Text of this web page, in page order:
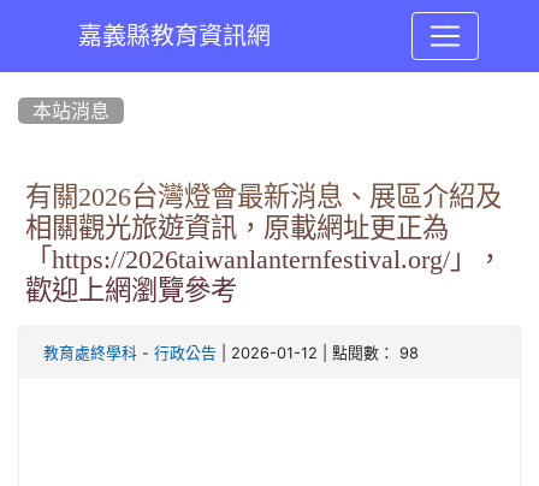
嘉義縣教育資訊網
本站消息
有關2026台灣燈會最新消息、展區介紹及
相關觀光旅遊資訊，原載網址更正為
「https://2026taiwanlanternfestival.org/」，
歡迎上網瀏覽參考
教育處終學科 - 行政公告 | 2026-01-12 | 點閱數： 98